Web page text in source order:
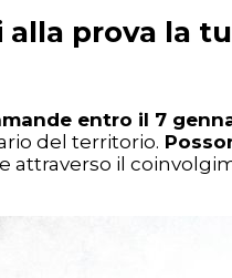
prova la
entro il 7
del territorio.
attraverso il